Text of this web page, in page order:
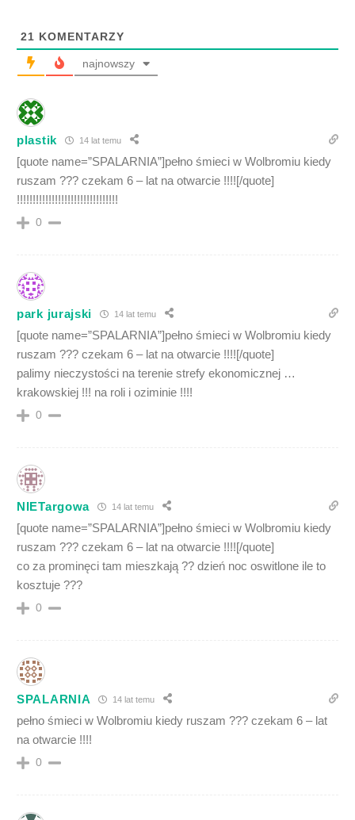
21 KOMENTARZY
najnowszy
plastik 14 lat temu
[quote name=”SPALARNIA”]pełno śmieci w Wolbromiu kiedy
ruszam ??? czekam 6 – lat na otwarcie !!!![/quote]
!!!!!!!!!!!!!!!!!!!!!!!!!!!!!!!!
0
park jurajski 14 lat temu
[quote name=”SPALARNIA”]pełno śmieci w Wolbromiu kiedy
ruszam ??? czekam 6 – lat na otwarcie !!!![/quote]
palimy nieczystości na terenie strefy ekonomicznej …
krakowskiej !!! na roli i oziminie !!!!
0
NIETargowa 14 lat temu
[quote name=”SPALARNIA”]pełno śmieci w Wolbromiu kiedy
ruszam ??? czekam 6 – lat na otwarcie !!!![/quote]
co za prominęci tam mieszkają ?? dzień noc oswitlone ile to
kosztuje ???
0
SPALARNIA 14 lat temu
pełno śmieci w Wolbromiu kiedy ruszam ??? czekam 6 – lat
na otwarcie !!!!
0